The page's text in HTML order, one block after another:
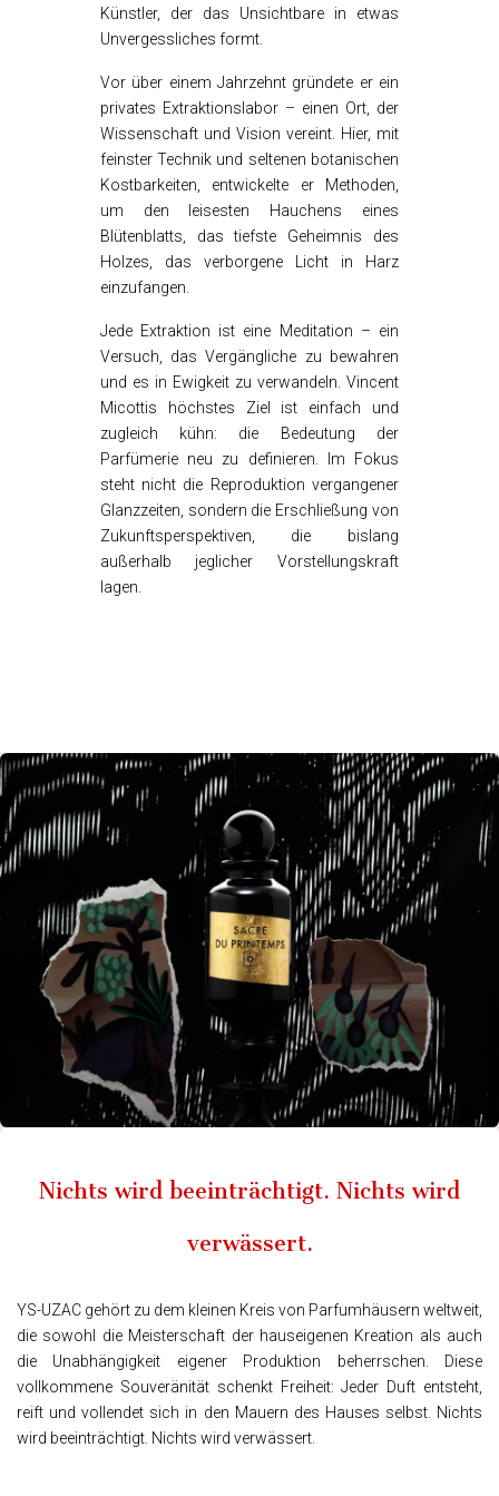
Künstler, der das Unsichtbare in etwas
Unvergessliches formt.
Vor über einem Jahrzehnt gründete er ein
privates Extraktionslabor – einen Ort, der
Wissenschaft und Vision vereint. Hier, mit
feinster Technik und seltenen botanischen
Kostbarkeiten, entwickelte er Methoden,
um den leisesten Hauchens eines
Blütenblatts, das tiefste Geheimnis des
Holzes, das verborgene Licht in Harz
einzufangen.
Jede Extraktion ist eine Meditation – ein
Versuch, das Vergängliche zu bewahren
und es in Ewigkeit zu verwandeln. Vincent
Micottis höchstes Ziel ist einfach und
zugleich kühn: die Bedeutung der
Parfümerie neu zu definieren. Im Fokus
steht nicht die Reproduktion vergangener
Glanzzeiten, sondern die Erschließung von
Zukunftsperspektiven, die bislang
außerhalb jeglicher Vorstellungskraft
lagen.
Nichts wird beeinträchtigt. Nichts wird
verwässert.
YS-UZAC gehört zu dem kleinen Kreis von Parfumhäusern weltweit,
die sowohl die Meisterschaft der hauseigenen Kreation als auch
die Unabhängigkeit eigener Produktion beherrschen. Diese
vollkommene Souveränität schenkt Freiheit: Jeder Duft entsteht,
reift und vollendet sich in den Mauern des Hauses selbst. Nichts
wird beeinträchtigt. Nichts wird verwässert.